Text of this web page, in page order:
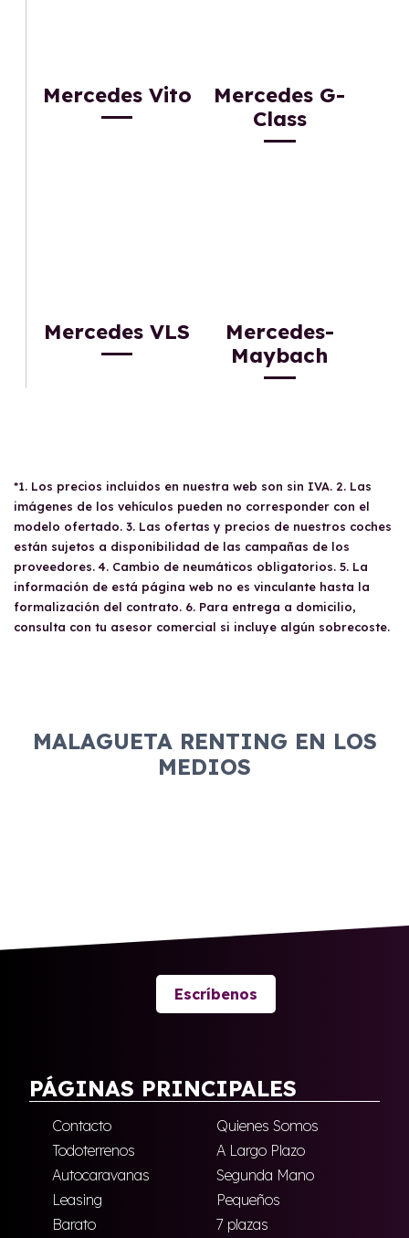
Mercedes Vito
Mercedes G-
Class
Mercedes VLS
Mercedes-
Maybach
*1. Los precios incluidos en nuestra web son sin IVA. 2. Las
imágenes de los vehículos pueden no corresponder con el
modelo ofertado. 3. Las ofertas y precios de nuestros coches
están sujetos a disponibilidad de las campañas de los
proveedores. 4. Cambio de neumáticos obligatorios. 5. La
información de está página web no es vinculante hasta la
formalización del contrato. 6. Para entrega a domicilio,
consulta con tu asesor comercial si incluye algún sobrecoste.
MALAGUETA RENTING EN LOS
MEDIOS
Escríbenos
PÁGINAS PRINCIPALES
Contacto
Quienes Somos
Todoterrenos
A Largo Plazo
Autocaravanas
Segunda Mano
Leasing
Pequeños
Barato
7 plazas